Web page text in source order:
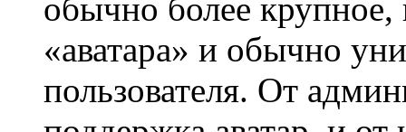
обычно более крупное,
«аватара» и обычно
пользователя. От